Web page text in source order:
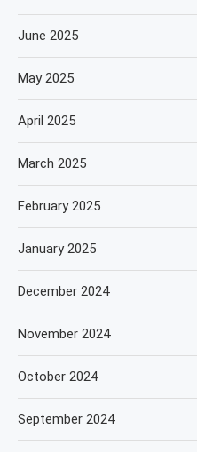
June 2025
May 2025
April 2025
March 2025
February 2025
January 2025
December 2024
November 2024
October 2024
September 2024